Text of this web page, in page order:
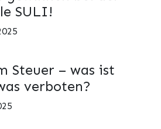
SULI!
Steuer – was ist
verboten?